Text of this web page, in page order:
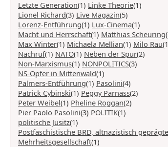
Letzte Generation(1) Linke Theorie(1)
Lionel Richard(3) Live Magazin(5)
Lorenz-Entführung(1) Lux-Cinema(1)
Macht und Herrschaft(1) Matthias Scheuring
Max Winter(1) Michaela Mellian(1) Milo Rau
Nachruf(1) NATO(1) Neben der Spur(2)
Non-Marxismus(1) NONPOLITICS(3)
NS-Opfer in Mittenwald(1)
Palmers-Entführung(1) Pasolini(4)
Patrick Cybinski(1) Peggy Parnass(2)
Peter Weibel(1) Pheline Roggan(2)
Pier Paolo Pasolini(3) POLITIK(1)
politische Jusitz(1)
Postfaschistische BRD, altnazistisch geprägte
Mehrheitsgesellschaft(1)